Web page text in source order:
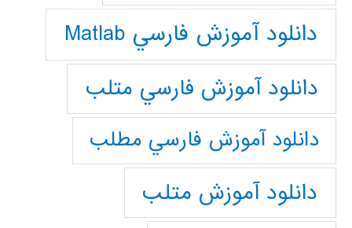
دانلود آموزش فارسي Matlab
دانلود آموزش فارسي متلب
دانلود آموزش فارسي مطلب
دانلود آموزش متلب